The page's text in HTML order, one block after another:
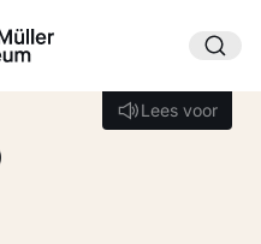
Lees voor
Lees voor